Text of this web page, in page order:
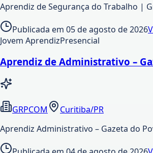
Aprendiz de Segurança do Trabalho |
Publicada em 05 de agosto de 2026
Jovem AprendizPresencial
Aprendiz de Administrativo –
GRPCOM
Curitiba/PR
Aprendiz Administrativo – Gazeta do